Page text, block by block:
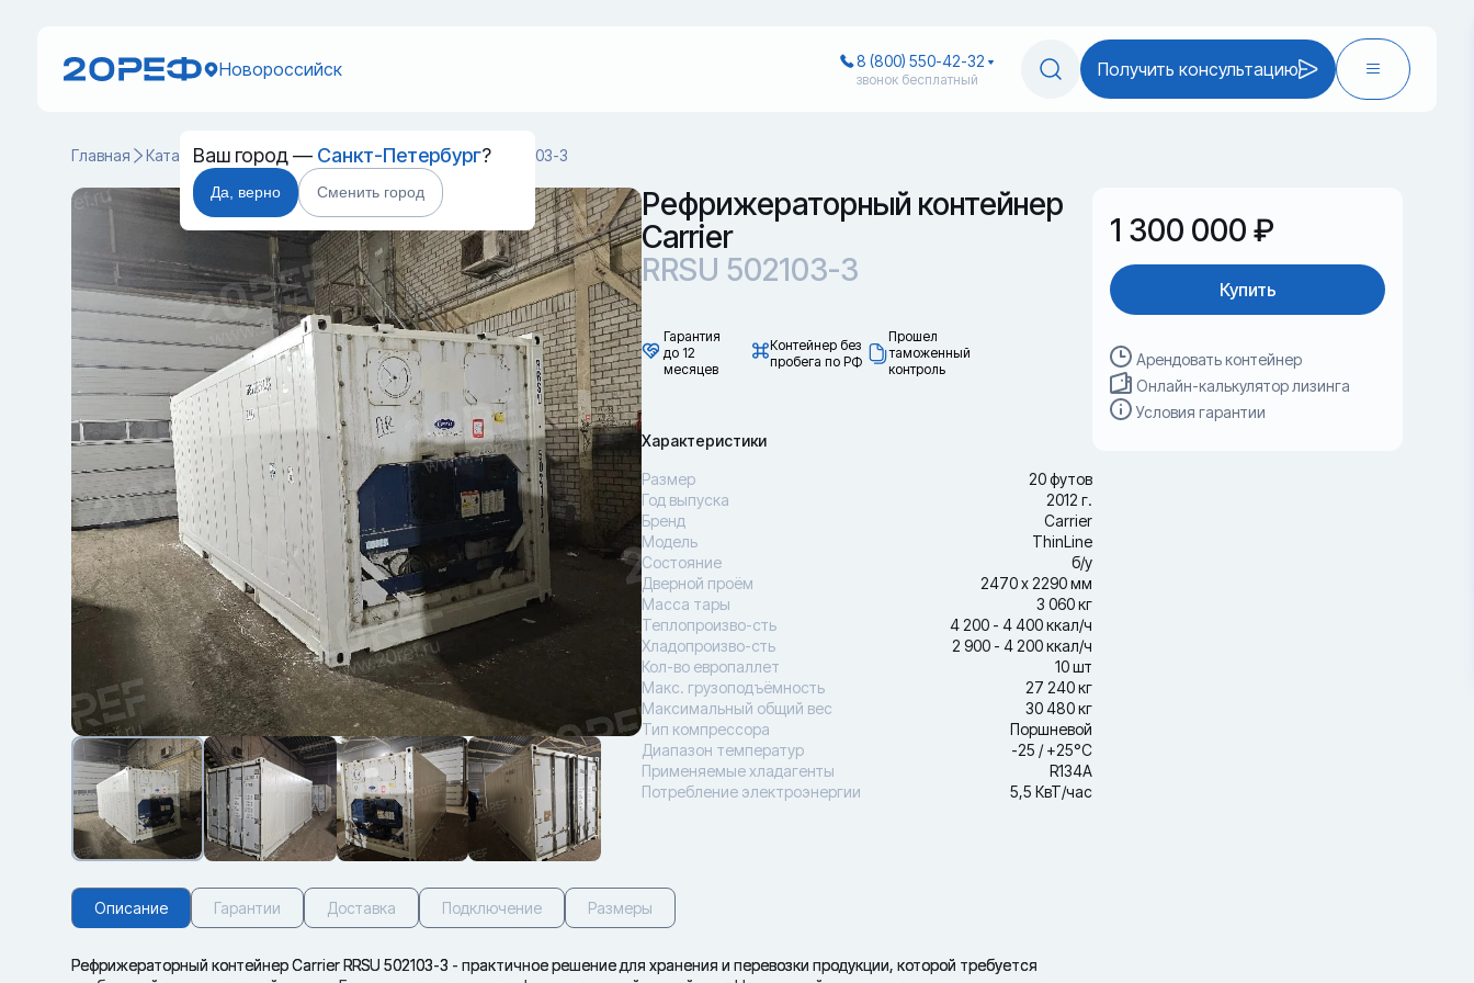
Новороссийск
Ваш город — Санкт-Петербург?
Да, верно Сменить город
8 (800) 550-42-32
звонок бесплатный Получить консультацию
Главная Каталог Рефрижераторные контейнеры RRSU 502103-3
Рефрижераторный контейнер
Carrier
RRSU 502103-3
Гарантия
до 12
месяцев
Контейнер без
пробега по РФ
Прошел
таможенный
контроль
Характеристики
Размер
20 футов
Год выпуска
2012 г.
Бренд
Carrier
Модель
ThinLine
Состояние
б/у
Дверной проём
2470 х 2290 мм
Масса тары
3 060 кг
Теплопроизво-сть
4 200 - 4 400 ккал/ч
Хладопроизво-сть
2 900 - 4 200 ккал/ч
Кол-во европаллет
10 шт
Макс. грузоподъёмность
27 240 кг
Максимальный общий вес
30 480 кг
Тип компрессора
Поршневой
Диапазон температур
-25 / +25°С
Применяемые хладагенты
R134A
Потребление электроэнергии
5,5 КвТ/час
1 300 000 ₽
Купить
Арендовать контейнер
Онлайн-калькулятор лизинга
Условия гарантии
Описание Гарантии Доставка Подключение Размеры
Рефрижераторный контейнер Carrier RRSU 502103-3 - практичное решение для хранения и перевозки продукции, которой требуется